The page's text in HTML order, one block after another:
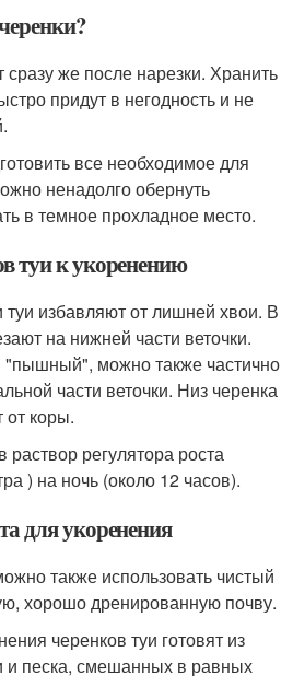
же после нарезки. Хранить
придут в негодность и не
все необходимое для
ненадолго обернуть
в темное прохладное место.
туи к укоренению
избавляют от лишней хвои. В
на нижней части веточки.
"пышный", можно также частично
части веточки. Низ черенка
от коры.
раствор регулятора роста
) на ночь (около 12 часов).
для укоренения
также использовать чистый
хорошо дренированную почву.
черенков туи готовят из
и песка, смешанных в равных